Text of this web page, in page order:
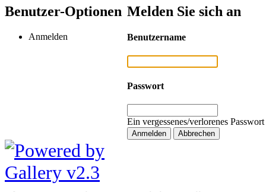
Benutzer-Optionen
Anmelden
Melden Sie sich an
Benutzername
Passwort
Ein vergessenes/verlorenes